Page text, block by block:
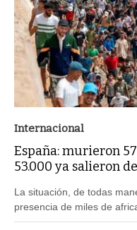
Internacional
España: murieron
53.000 ya salieron
La situación, de todas
presencia de miles de